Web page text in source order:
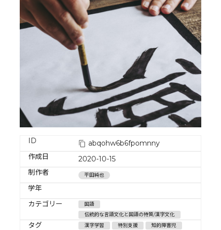
ID
abqohw6b6fpomnny
作成日
2020-10-15
制作者
平田純也
学年
カテゴリー
国語
伝統的な言語文化と国語の特質/漢字文化
タグ 漢字学習 特別支援
知的障害児